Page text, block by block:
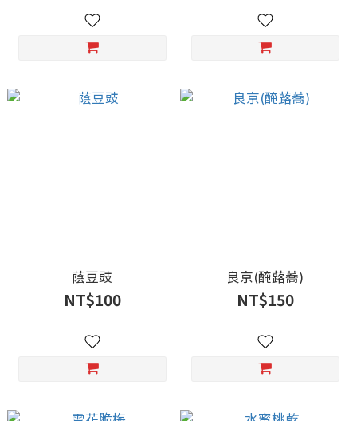
蔭豆豉
NT$100
良京(醃蕗蕎)
NT$150